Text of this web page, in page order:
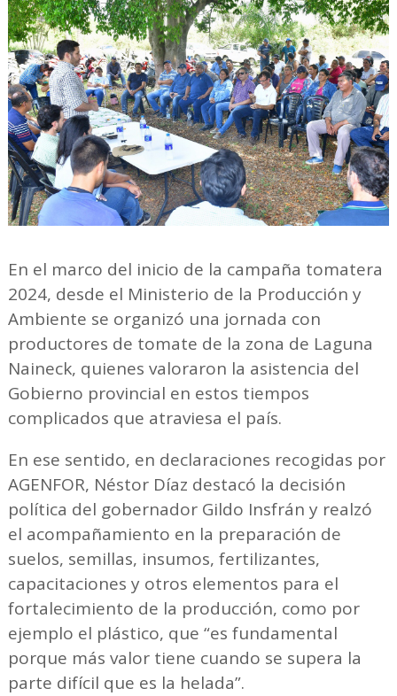
En el marco del inicio de la campaña tomatera
2024, desde el Ministerio de la Producción y
Ambiente se organizó una jornada con
productores de tomate de la zona de Laguna
Naineck, quienes valoraron la asistencia del
Gobierno provincial en estos tiempos
complicados que atraviesa el país.
En ese sentido, en declaraciones recogidas por
AGENFOR, Néstor Díaz destacó la decisión
política del gobernador Gildo Insfrán y realzó
el acompañamiento en la preparación de
suelos, semillas, insumos, fertilizantes,
capacitaciones y otros elementos para el
fortalecimiento de la producción, como por
ejemplo el plástico, que “es fundamental
porque más valor tiene cuando se supera la
parte difícil que es la helada”.